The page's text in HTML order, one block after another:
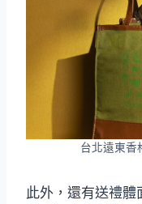
台北遠東香
此外，還有送禮體